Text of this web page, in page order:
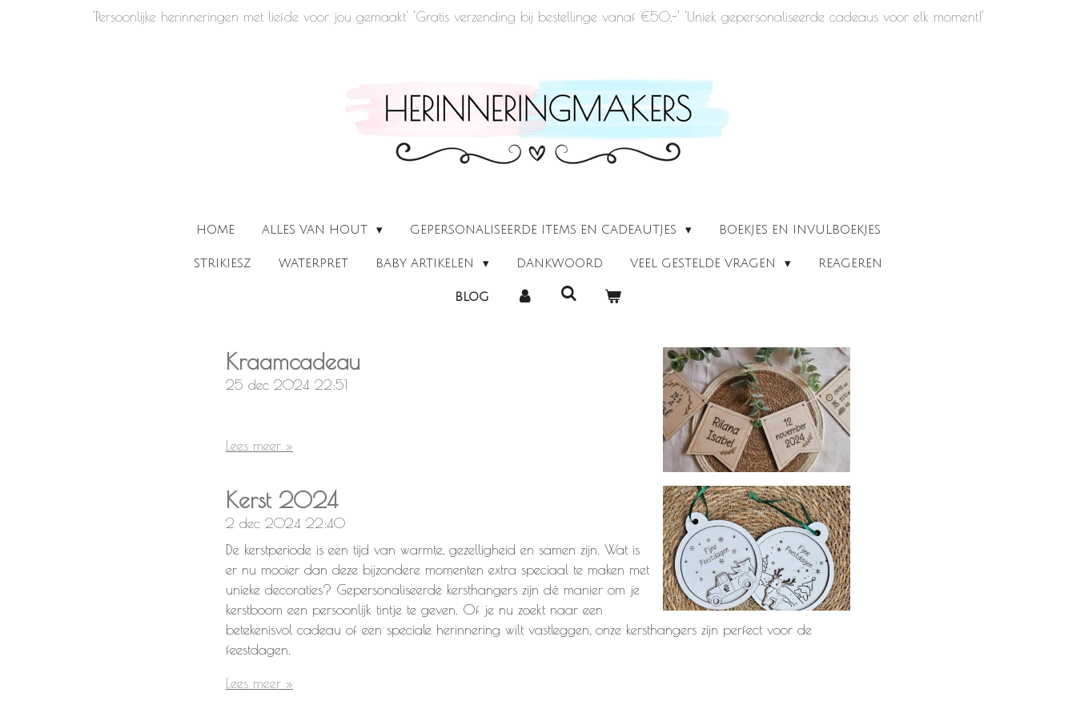
'Persoonlijke herinneringen met liefde voor jou gemaakt' 'Gratis verzending bij bestellinge vanaf €50,-' 'Uniek gepersonaliseerde cadeaus voor elk moment!'
HOME ALLES VAN HOUT GEPERSONALISEERDE ITEMS EN CADEAUTJES BOEKJES EN INVULBOEKJES
STRIKIESZ WATERPRET BABY ARTIKELEN DANKWOORD VEEL GESTELDE VRAGEN REAGEREN
BLOG
Kraamcadeau
25 dec 2024 22:51
Lees meer »
Kerst 2024
2 dec 2024 22:40
De kerstperiode is een tijd van warmte, gezelligheid en samen zijn. Wat is
er nu mooier dan deze bijzondere momenten extra speciaal te maken met
unieke decoraties? Gepersonaliseerde kersthangers zijn dé manier om je
kerstboom een persoonlijk tintje te geven. Of je nu zoekt naar een
betekenisvol cadeau of een speciale herinnering wilt vastleggen, onze kersthangers zijn perfect voor de
feestdagen.
Lees meer »